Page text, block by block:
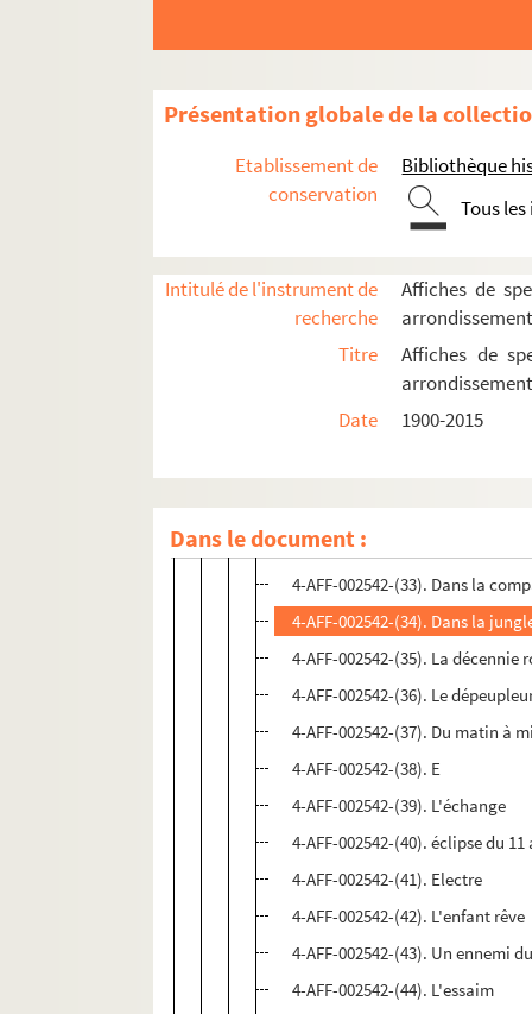
Présentation globale de la
Etablissement de
conservation
Bibliothèque
Tous
Intitulé de l'instrument de
recherche
Affiches de
Titre
Affiches de
Date
1900-2015
Dans le document :
4-AFF-002542-(20). Le cercle de
4-AFF-002542-(22). Chaise
4-AFF-002542-(23). Chaise ; Si
4-AFF-002542-(25). Check up
4-AFF-002542-(26). Le chemin
4-AFF-002542-(27). Le cochon
4-AFF-002542-(32). Croisade
4-AFF-002542-(33). Dans la
4-AFF-002542-(34). Dans la
4-AFF-002542-(35). La décennie
4-AFF-002542-(36). Le
4-AFF-002542-(37). Du matin à
4-AFF-002542-(38). E
4-AFF-002542-(39). L'échange
4-AFF-002542-(40). éclipse du
4-AFF-002542-(41). Electre
4-AFF-002542-(42). L'enfant rêve
4-AFF-002542-(43). Un ennemi
4-AFF-002542-(44). L'essaim